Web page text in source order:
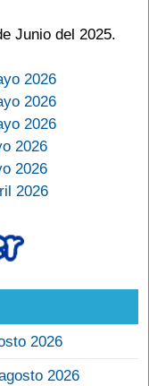
Junio del 2025.
2026
2026
2026
2026
2026
2026
2026
2026